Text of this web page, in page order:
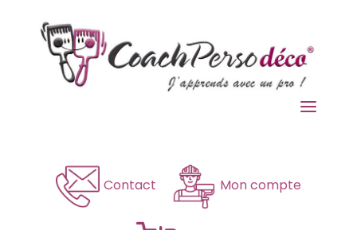
a
Contact Mon compte